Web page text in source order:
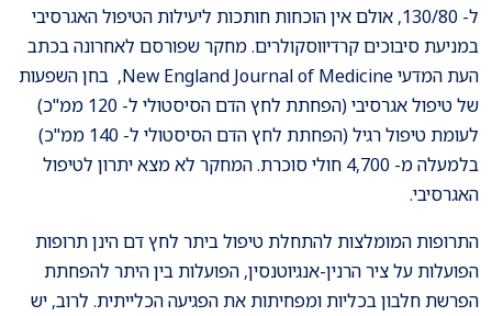
ל- 130/80, אולם אין הוכחות חותכות ליעילות הטיפול האגרסיבי
במניעת סיבוכים קרדיווסקולרים. מחקר שפורסם לאחרונה בכתב
העת המדעי New England Journal of Medicine, בחן השפעות
של טיפול אגרסיבי (הפחתת לחץ הדם הסיסטולי ל- 120 ממ"כ)
לעומת טיפול רגיל (הפחתת לחץ הדם הסיסטולי ל- 140 ממ"כ)
בלמעלה מ- 4,700 חולי סוכרת. המחקר לא מצא יתרון לטיפול
האגרסיבי.
התרופות המומלצות להתחלת טיפול ביתר לחץ דם הינן תרופות
הפועלות על ציר הרנין-אנגיוטנסין, הפועלות בין היתר להפחתת
הפרשת חלבון בכליות ומפחיתות את הפגיעה הכלייתית. לרוב, יש